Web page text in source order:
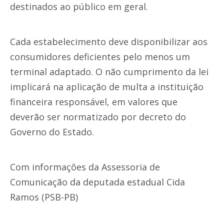
destinados ao público em geral.
Cada estabelecimento deve disponibilizar aos
consumidores deficientes pelo menos um
terminal adaptado. O não cumprimento da lei
implicará na aplicação de multa a instituição
financeira responsável, em valores que
deverão ser normatizado por decreto do
Governo do Estado.
Com informações da Assessoria de
Comunicação da deputada estadual Cida
Ramos (PSB-PB)